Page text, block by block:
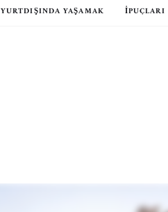
YURTDIŞINDA YAŞAMAK İPUÇLARI